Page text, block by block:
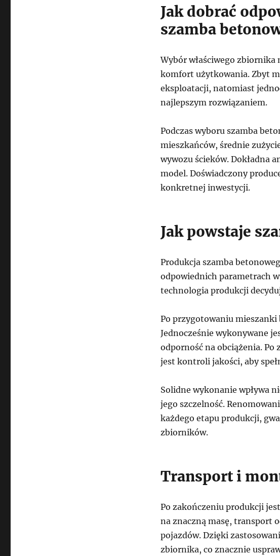
Jak dobrać
szamba
Wybór właściwego zbiornika
komfort użytkowania. Zbyt
eksploatacji, natomiast
najlepszym rozwiązaniem.
Podczas wyboru szamba
mieszkańców, średnie
wywozu ścieków. Dokładna
model. Doświadczony
konkretnej inwestycji.
Jak powstaje
Produkcja szamba
odpowiednich parametrach
technologia produkcji
Po przygotowaniu
Jednocześnie wykonywane
odporność na obciążenia.
jest kontroli jakości, aby
Solidne wykonanie wpływa
jego szczelność.
każdego etapu produkcji,
zbiorników.
Transport i
Po zakończeniu produkcji
na znaczną masę, transport
pojazdów. Dzięki
zbiornika, co znacznie